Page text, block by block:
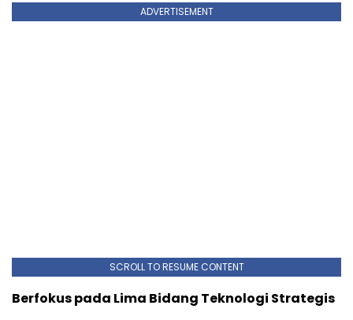
ADVERTISEMENT
SCROLL TO RESUME CONTENT
Berfokus pada Lima Bidang Teknologi Strategis